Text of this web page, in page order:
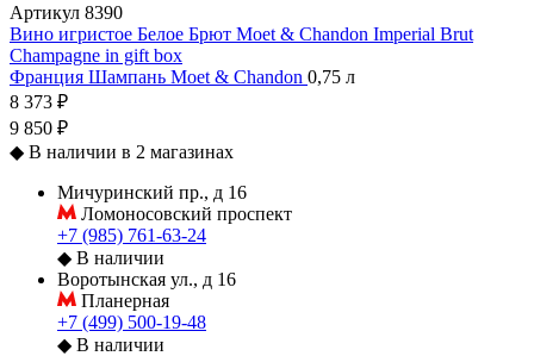
Артикул 8390
Вино игристое Белое Брют Moet & Chandon Imperial Brut
Champagne in gift box
Франция Шампань Moet & Chandon 0,75 л
8 373 ₽
9 850 ₽
◆ В наличии в 2 магазинах
Мичуринский пр., д 16
Ломоносовский проспект
+7 (985) 761-63-24
◆ В наличии
Воротынская ул., д 16
Планерная
+7 (499) 500-19-48
◆ В наличии